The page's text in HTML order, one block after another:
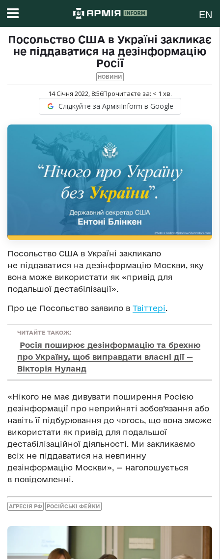
EN
Посольство США в Україні закликає
не піддаватися на дезінформацію
Росії
НОВИНИ
14 Січня 2022, 8:56Прочитаєте за: < 1 хв.
Слідкуйте за АрміяInform в Google
Посольство США в Україні закликало
не піддаватися на дезінформацію Москви, яку
вона може використати як «привід для
подальшої дестабілізації».
Про це Посольство заявило в Твіттері.
ЧИТАЙТЕ ТАКОЖ:
Росія поширює дезінформацію та брехню
про Україну, щоб виправдати власні дії —
Вікторія Нуланд
«Нікого не має дивувати поширення Росією
дезінформації про неприйняті зобов’язання або
навіть її підбурювання до чогось, що вона зможе
використати як привід для подальшої
дестабілізаційної діяльності. Ми закликаємо
всіх не піддаватися на невпинну
дезінформацію Москви», — наголошується
в повідомленні.
АГРЕСІЯ РФ РОСІЙСЬКІ ФЕЙКИ